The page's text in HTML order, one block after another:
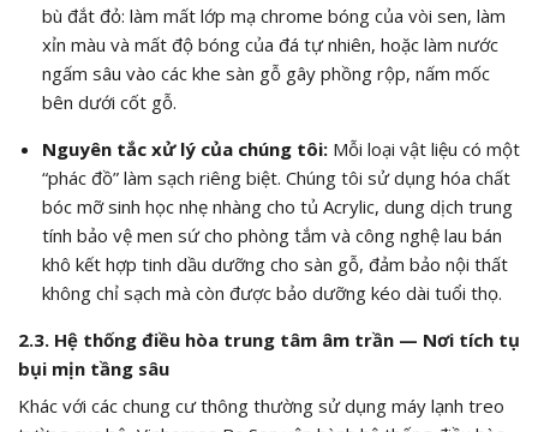
bù đắt đỏ: làm mất lớp mạ chrome bóng của vòi sen, làm
xỉn màu và mất độ bóng của đá tự nhiên, hoặc làm nước
ngấm sâu vào các khe sàn gỗ gây phồng rộp, nấm mốc
bên dưới cốt gỗ.
Nguyên tắc xử lý của chúng tôi:Mỗi loại vật liệu có một
“phác đồ” làm sạch riêng biệt. Chúng tôi sử dụng hóa chất
bóc mỡ sinh học nhẹ nhàng cho tủ Acrylic, dung dịch trung
tính bảo vệ men sứ cho phòng tắm và công nghệ lau bán
khô kết hợp tinh dầu dưỡng cho sàn gỗ, đảm bảo nội thất
không chỉ sạch mà còn được bảo dưỡng kéo dài tuổi thọ.
2.3. Hệ thống điều hòa trung tâm âm trần — Nơi tích tụ
bụi mịn tầng sâu
Khác với các chung cư thông thường sử dụng máy lạnh treo